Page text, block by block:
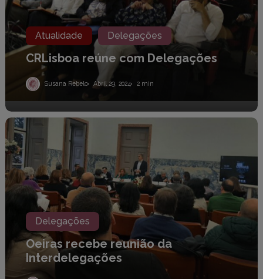
Atualidade Delegações
CRLisboa reúne com Delegações
Susana Rebelo Abril 29, 2024 2 min
Oeiras
recebe
reunião
da
Interdelegações
Delegações
Oeiras recebe reunião da
Interdelegações